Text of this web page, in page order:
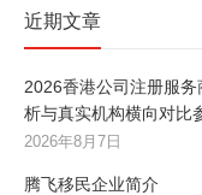
近期文章
2026香港公司注册服
析与真实机构横向对比
2026年8月7日
腾飞移民企业简介